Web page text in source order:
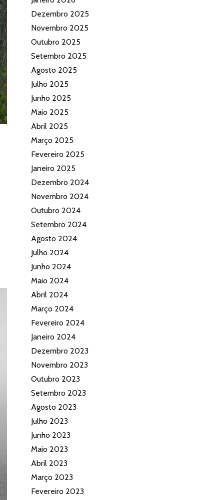
Dezembro 2025
Novembro 2025
Outubro 2025
Setembro 2025
Agosto 2025
Julho 2025
Junho 2025
Maio 2025
Abril 2025
Março 2025
Fevereiro 2025
Janeiro 2025
Dezembro 2024
Novembro 2024
Outubro 2024
Setembro 2024
Agosto 2024
Julho 2024
Junho 2024
Maio 2024
Abril 2024
Março 2024
Fevereiro 2024
Janeiro 2024
Dezembro 2023
Novembro 2023
Outubro 2023
Setembro 2023
Agosto 2023
Julho 2023
Junho 2023
Maio 2023
Abril 2023
Março 2023
Fevereiro 2023